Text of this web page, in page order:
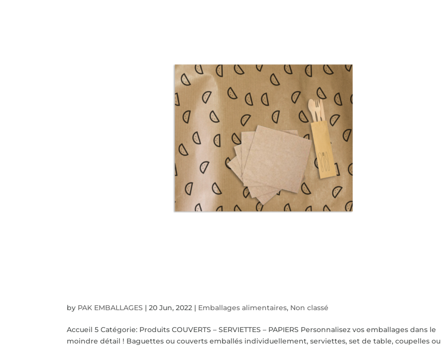
by PAK EMBALLAGES |20 Jun, 2022 | Emballages alimentaires, Non classé
Accueil 5 Catégorie: Produits COUVERTS – SERVIETTES – PAPIERS Personnalisez vos emballages dans le
moindre détail ! Baguettes ou couverts emballés individuellement, serviettes, set de table, coupelles ou